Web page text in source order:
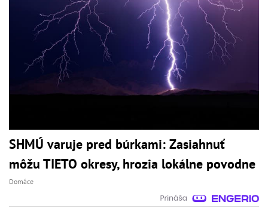
SHMÚ varuje pred búrkami: Zasiahnuť
môžu TIETO okresy, hrozia lokálne povodne
Domáce